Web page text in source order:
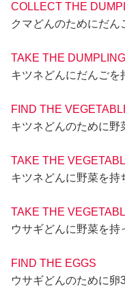
COLLECT THE
クマどんのためにだん
TAKE THE
キツネどんにだんごを
FIND THE
キツネどんのために野
TAKE THE
キツネどんに野菜を持
TAKE THE
ウサギどんに野菜を持
FIND THE EGGS
ウサギどんのために卵